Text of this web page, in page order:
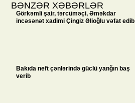
BƏNZƏR XƏBƏRLƏR
Görkəmli şair, tərcüməçi, Əməkdar
incəsənət xadimi Çingiz Əlioğlu vəfat edib
Bakıda neft çənlərində güclü yanğın baş
verib